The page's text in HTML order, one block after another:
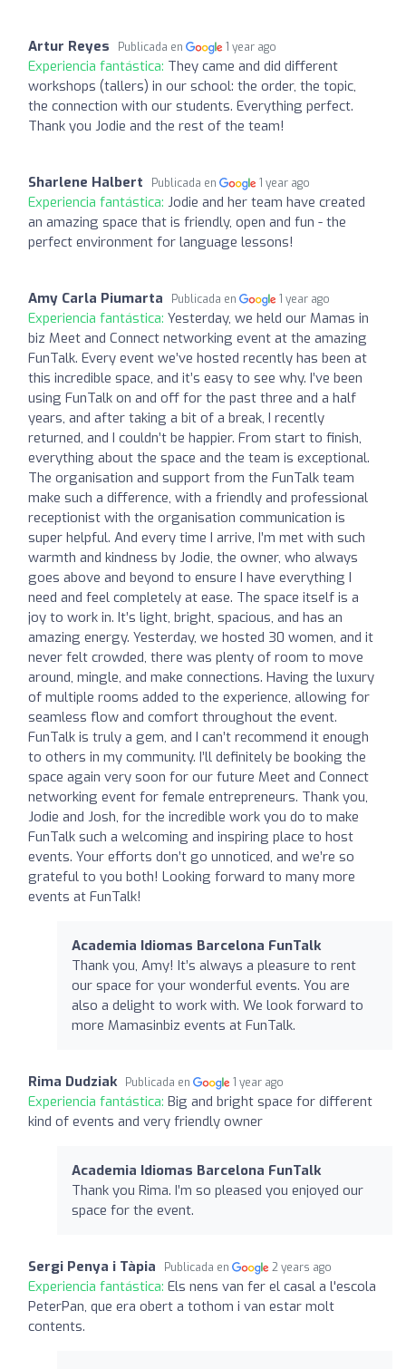
Artur Reyes Publicada en 1 year ago
Experiencia fantástica: They came and did different
workshops (tallers) in our school: the order, the topic,
the connection with our students. Everything perfect.
Thank you Jodie and the rest of the team!
Sharlene Halbert Publicada en 1 year ago
Experiencia fantástica: Jodie and her team have created
an amazing space that is friendly, open and fun - the
perfect environment for language lessons!
Amy Carla Piumarta Publicada en 1 year ago
Experiencia fantástica: Yesterday, we held our Mamas in
biz Meet and Connect networking event at the amazing
FunTalk. Every event we’ve hosted recently has been at
this incredible space, and it’s easy to see why. I’ve been
using FunTalk on and off for the past three and a half
years, and after taking a bit of a break, I recently
returned, and I couldn’t be happier. From start to finish,
everything about the space and the team is exceptional.
The organisation and support from the FunTalk team
make such a difference, with a friendly and professional
receptionist with the organisation communication is
super helpful. And every time I arrive, I’m met with such
warmth and kindness by Jodie, the owner, who always
goes above and beyond to ensure I have everything I
need and feel completely at ease. The space itself is a
joy to work in. It’s light, bright, spacious, and has an
amazing energy. Yesterday, we hosted 30 women, and it
never felt crowded, there was plenty of room to move
around, mingle, and make connections. Having the luxury
of multiple rooms added to the experience, allowing for
seamless flow and comfort throughout the event.
FunTalk is truly a gem, and I can’t recommend it enough
to others in my community. I’ll definitely be booking the
space again very soon for our future Meet and Connect
networking event for female entrepreneurs. Thank you,
Jodie and Josh, for the incredible work you do to make
FunTalk such a welcoming and inspiring place to host
events. Your efforts don’t go unnoticed, and we’re so
grateful to you both! Looking forward to many more
events at FunTalk!
Academia Idiomas Barcelona FunTalk
Thank you, Amy! It’s always a pleasure to rent
our space for your wonderful events. You are
also a delight to work with. We look forward to
more Mamasinbiz events at FunTalk.
Rima Dudziak Publicada en 1 year ago
Experiencia fantástica: Big and bright space for different
kind of events and very friendly owner
Academia Idiomas Barcelona FunTalk
Thank you Rima. I’m so pleased you enjoyed our
space for the event.
Sergi Penya i Tàpia Publicada en 2 years ago
Experiencia fantástica: Els nens van fer el casal a l'escola
PeterPan, que era obert a tothom i van estar molt
contents.